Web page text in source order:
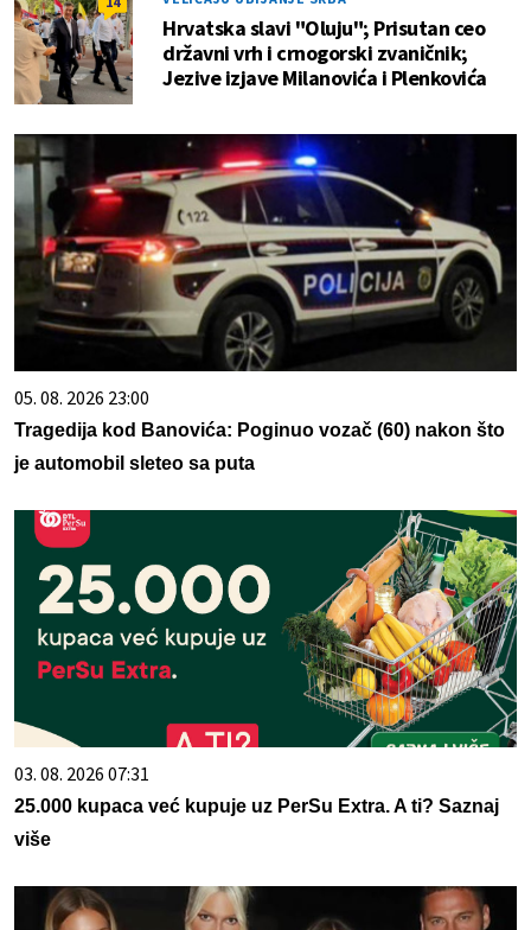
Hrvatska slavi "Oluju"; Prisutan ceo
državni vrh i crnogorski zvaničnik;
Jezive izjave Milanovića i Plenkovića
05. 08. 2026 23:00
Tragedija kod Banovića: Poginuo vozač (60) nakon što
je automobil sleteo sa puta
03. 08. 2026 07:31
25.000 kupaca već kupuje uz PerSu Extra. A ti? Saznaj
više